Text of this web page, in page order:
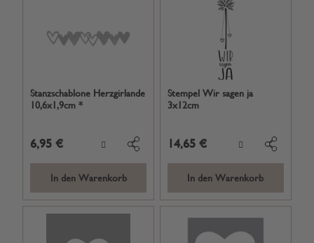
Stanzschablone Herzgirlande
10,6x1,9cm *
6,95 €
In den Warenkorb
Stempel Wir sagen ja
3x12cm
14,65 €
In den Warenkorb